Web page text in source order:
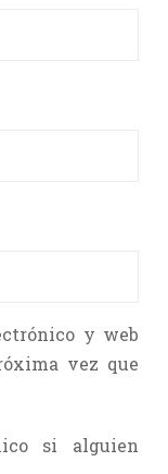
y web
vez que
si alguien